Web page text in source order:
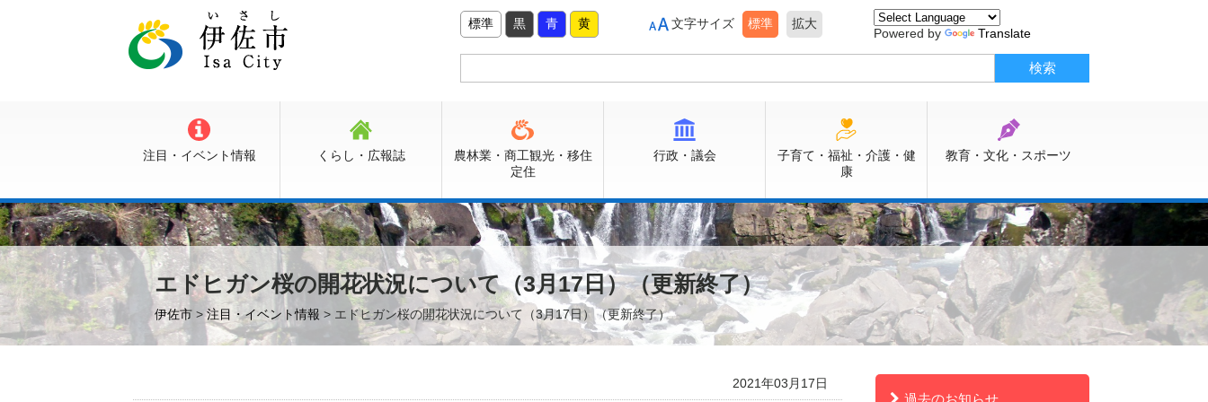
標準 黒 青 黄 文字サイズ 標準 拡大
Powered by Translate
注目・イベント情報 くらし・広報誌
農林業・商工観光・移住
定住
行政・議会
子育て・福祉・介護・健
康
教育・文化・スポーツ
エドヒガン桜の開花状況について（3月17日）（更新終了）
伊佐市 >注目・イベント情報 > エドヒガン桜の開花状況について（3月17日）（更新終了）
2021年03月17日